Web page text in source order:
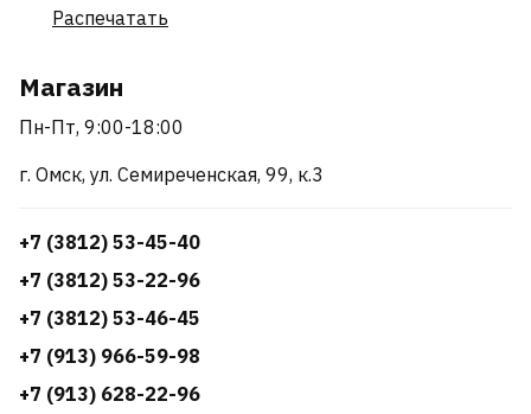
Распечатать
Магазин
Пн-Пт, 9:00-18:00
г. Омск, ул. Семиреченская, 99, к.3
+7 (3812) 53-45-40
+7 (3812) 53-22-96
+7 (3812) 53-46-45
+7 (913) 966-59-98
+7 (913) 628-22-96